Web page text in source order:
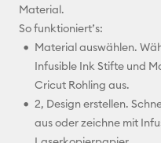
Material.
So funktioniert’s:
Material auswählen.
Infusible Ink Stifte und
Cricut Rohling aus.
2, Design erstellen.
aus oder zeichne mit